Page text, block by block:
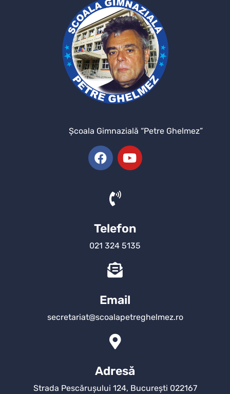
Şcoala Gimnazială “Petre Ghelmez”
Telefon
021 324 5135
Email
secretariat@scoalapetreghelmez.ro
Adresă
Strada Pescărușului 124, București 022167